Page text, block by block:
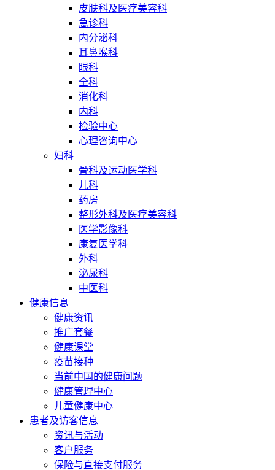
皮肤科及医疗美容科
急诊科
内分泌科
耳鼻喉科
眼科
全科
消化科
内科
检验中心
心理咨询中心
妇科
骨科及运动医学科
儿科
药房
整形外科及医疗美容科
医学影像科
康复医学科
外科
泌尿科
中医科
健康信息
健康资讯
推广套餐
健康课堂
疫苗接种
当前中国的健康问题
健康管理中心
儿童健康中心
患者及访客信息
资讯与活动
客户服务
保险与直接支付服务